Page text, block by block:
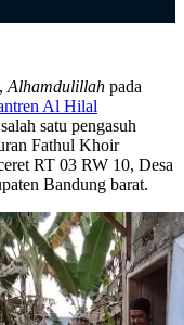
Alhamdulillah pada
Al Hilal
satu pengasuh
Fathul Khoir
RT 03 RW 10, Desa
Bandung barat.